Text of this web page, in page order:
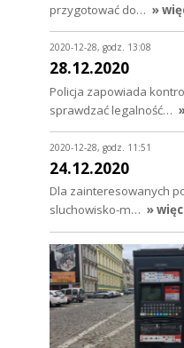
przygotować do… »
2020-12-28, godz. 13:08
28.12.2020
Policja zapowiada
sprawdzać legalność…
2020-12-28, godz. 11:51
24.12.2020
Dla zainteresowanych
sluchowisko-m… »